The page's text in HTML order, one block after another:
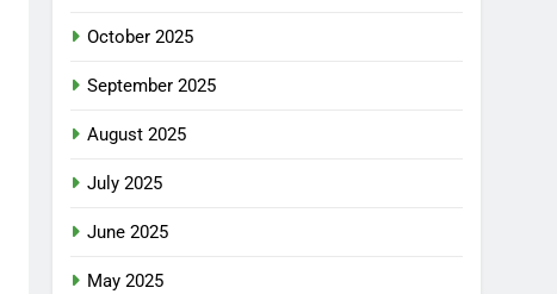
October 2025
September 2025
August 2025
July 2025
June 2025
May 2025